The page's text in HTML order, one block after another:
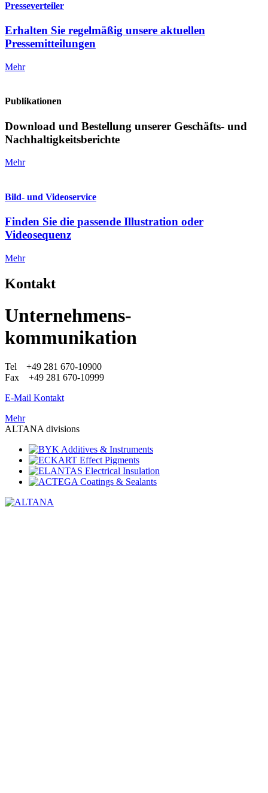
Presseverteiler
Erhalten Sie regelmäßig unsere aktuellen
Pressemitteilungen
Mehr
Publikationen
Download und Bestellung unserer Geschäfts- und
Nachhaltigkeitsberichte
Mehr
Bild- und Videoservice
Finden Sie die passende Illustration oder
Videosequenz
Mehr
Kontakt
Unternehmens-
kommunikation
Tel +49 281 670-10900
Fax +49 281 670-10999
E-Mail Kontakt
Mehr
ALTANA divisions